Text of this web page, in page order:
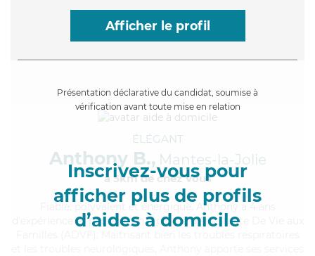
Afficher le profil
Présentation déclarative du candidat, soumise à
vérification avant toute mise en relation
Inscrivez-vous pour
afficher plus de profils
d’aides à domicile
ÉLÉGANT
Anthony B., Mantes-la-Jolie
à 5km de chez Vous
, polyvalent et énergique, Anthony a 4 ans
d'expérience et possède un diplôme d'Assistante De Vie aux